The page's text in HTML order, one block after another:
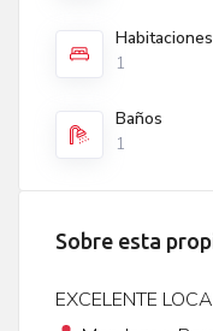
Habitaciones
1
Baños
1
Sobre esta
EXCELENTE